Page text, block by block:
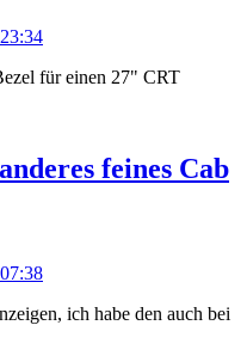
für einen 27" CRT
feines Cab
ich habe den auch bei